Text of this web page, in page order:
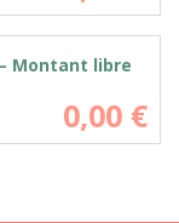
Montant libre
0,00 €